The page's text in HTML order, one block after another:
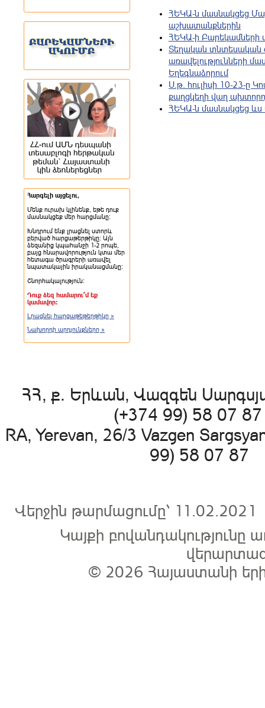
Հարգելի այցելու,
Մենք ուրախ կլինենք, եթե դուք
մասնակցեք մեր հարցմանը:
Խնդրում ենք լրացնել ստորև
բերված հարցաթերթիկը: Այն
ձեզանից կպահանջի 1-2 րոպե,
բայց հնարավորություն կտա մեր
հետագա ծրագրերի առավել
նպատակային իրականացմանը:
Շնորհակալություն:
Դուք ձեզ համարու՞մ եք
կամավոր:
Լրացնել հարցաթեթերթիկը »
Նախորդի արդյունքները »
ՀԵԿԱ-ն մասնակցեց
աշխատանքներին
ՀԵԿԱ-ի Բարեկամների
Տեղական տնտեսական
առավելությունների
Եղեգնաձորում
Ս.թ. հուլիսի 10-23-ը
քաղցկեղի վաղ
ՀԵԿԱ-ն մասնակցեց ևս
ՀՀ, ք. Երևան, Վազգեն
(+374 99) 58 07
RA, Yerevan, 26/3 Vazgen
99) 58 07 87
Վերջին թարմացումը՝
Կայքի
© 2026 Հայաստանի